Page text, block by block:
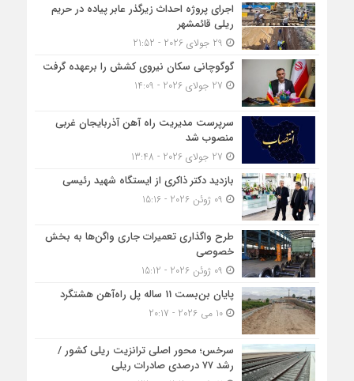
اجرای پروژه احداث زیرگذر عابر پیاده در حریم
ریلی قائمشهر
گوگوچانی سکان نیروی کشش را برعهده گرفت
سرپرست مدیریت راه آهن آذربایجان غربی
منصوب شد
بازدید دکتر ذاکری از ایستگاه شهید رئیسی
طرح واگذاری تعمیرات جاری واگن‌ها به بخش
خصوصی
پایان بن‌بست 11 ساله پل راه‌آهن هشتگرد
10 می 2026 - 20:17
سرخس؛ محور اصلی ترانزیت ریلی کشور /
رشد ۷۷ درصدی صادرات ریلی